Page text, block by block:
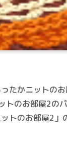
たかニットの
トのお部屋2の
トのお部屋2」